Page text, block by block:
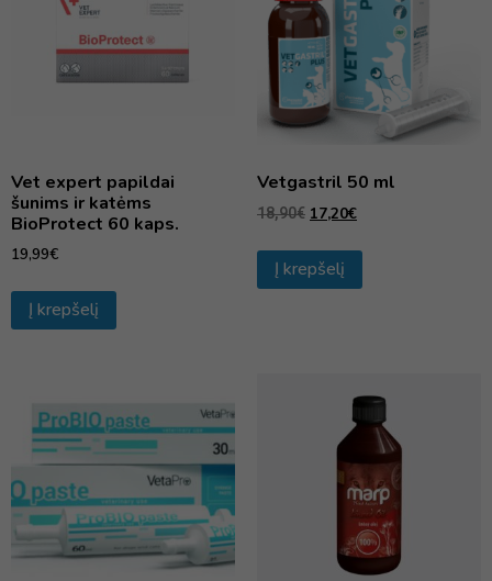
Vet expert papildai
šunims ir katėms
BioProtect 60 kaps.
19,99€
Į krepšelį
Vetgastril 50 ml
18,90€ 17,20€
Į krepšelį